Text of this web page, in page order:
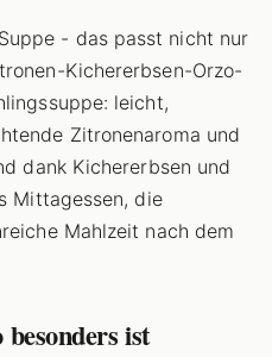
- das passt nicht nur
Kichererbsen-Orzo-
leicht,
Zitronenaroma und
dank Kichererbsen und
Mittagessen, die
Mahlzeit nach dem
ist